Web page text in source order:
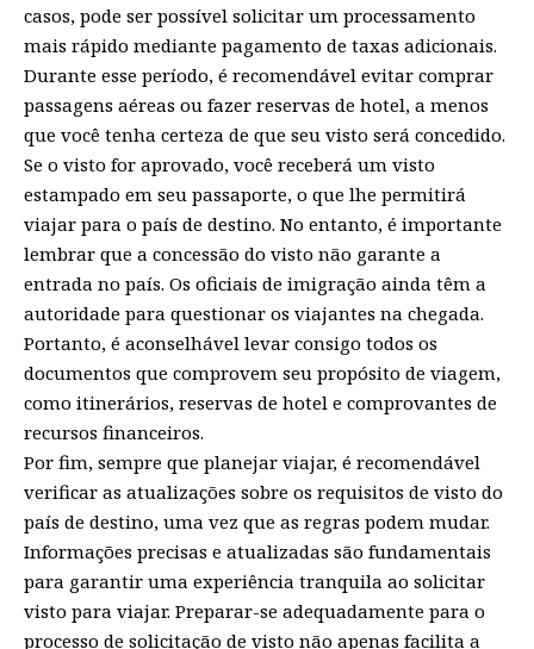
casos, pode ser possível solicitar um processamento
mais rápido mediante pagamento de taxas adicionais.
Durante esse período, é recomendável evitar comprar
passagens aéreas ou fazer reservas de hotel, a menos
que você tenha certeza de que seu visto será concedido.
Se o visto for aprovado, você receberá um visto
estampado em seu passaporte, o que lhe permitirá
viajar para o país de destino. No entanto, é importante
lembrar que a concessão do visto não garante a
entrada no país. Os oficiais de imigração ainda têm a
autoridade para questionar os viajantes na chegada.
Portanto, é aconselhável levar consigo todos os
documentos que comprovem seu propósito de viagem,
como itinerários, reservas de hotel e comprovantes de
recursos financeiros.
Por fim, sempre que planejar viajar, é recomendável
verificar as atualizações sobre os requisitos de visto do
país de destino, uma vez que as regras podem mudar.
Informações precisas e atualizadas são fundamentais
para garantir uma experiência tranquila ao solicitar
visto para viajar. Preparar-se adequadamente para o
processo de solicitação de visto não apenas facilita a